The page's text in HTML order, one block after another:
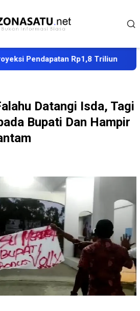
Rp1,8 Triliun
Datangi Isda, Tagi
Bupati Dan Hampir